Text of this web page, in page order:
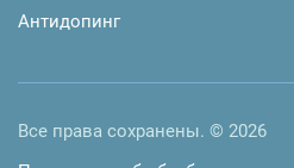
Антидопинг
Все права сохранены. © 2026